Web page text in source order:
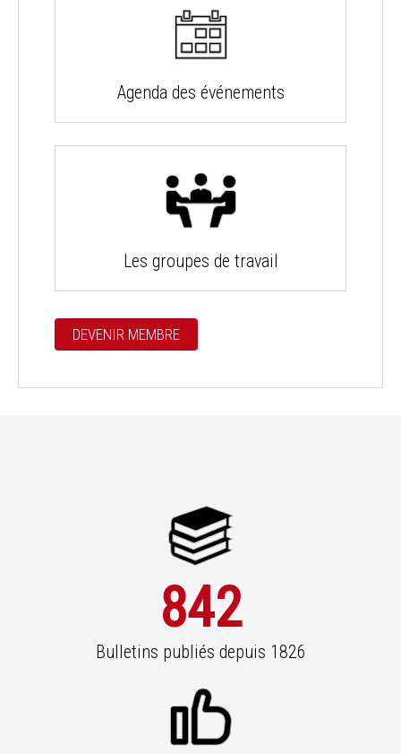
Agenda des événements
Les groupes de travail
DEVENIR MEMBRE
842
Bulletins publiés depuis 1826